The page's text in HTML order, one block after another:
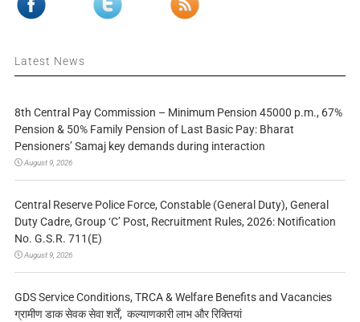
Latest News
8th Central Pay Commission – Minimum Pension 45000 p.m., 67%
Pension & 50% Family Pension of Last Basic Pay: Bharat
Pensioners’ Samaj key demands during interaction
August 9, 2026
Central Reserve Police Force, Constable (General Duty), General
Duty Cadre, Group ‘C’ Post, Recruitment Rules, 2026: Notification
No. G.S.R. 711(E)
August 9, 2026
GDS Service Conditions, TRCA & Welfare Benefits and Vacancies
ग्रामीण डाक सेवक सेवा शर्तें, कल्याणकारी लाभ और रिक्तियां